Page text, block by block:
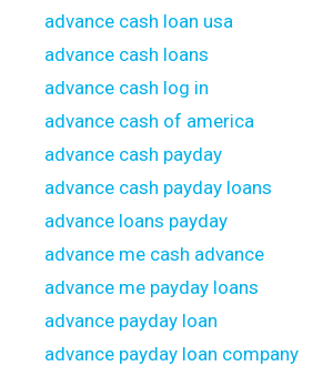
advance cash loan usa
advance cash loans
advance cash log in
advance cash of america
advance cash payday
advance cash payday loans
advance loans payday
advance me cash advance
advance me payday loans
advance payday loan
advance payday loan company